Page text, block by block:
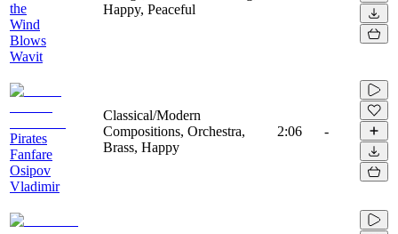
the
Wind
Blows
Wavit
Happy, Peaceful
Pirates
Fanfare
Osipov
Vladimir
Classical/Modern
Compositions, Orchestra,
Brass, Happy
2:06 -